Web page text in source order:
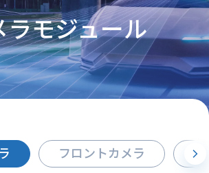
ラモジュール
フロントカメラ サ